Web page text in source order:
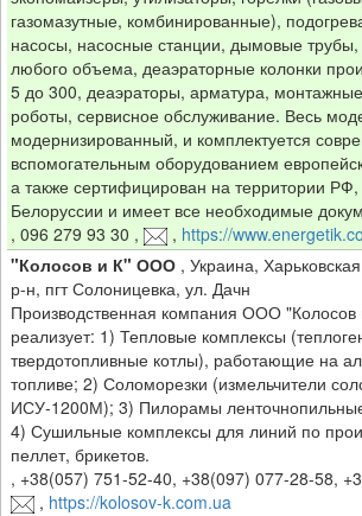
газомазутные, комбинированные),
насосы, насосные станции, дымовые
любого объема, деаэраторные колонки
5 до 300, деаэраторы, арматура,
роботы, сервисное обслуживание. Весь
модернизированный, и комплектуется
вспомогательным оборудованием
а также сертифицирован на территории
Белоруссии и имеет все необходимые
, 096 279 93 30 , , https://
"Колосов и К" ООО, Украина,
р-н, пгт Солоницевка, ул. Дачн
Производственная компания ООО "Колосов
реализует: 1) Тепловые комплексы
твердотопливные котлы), работающие на
топливе; 2) Соломорезки (измельчители
ИСУ-1200М); 3) Пилорамы ленточнопильные
4) Сушильные комплексы для линий по
пеллет, брикетов.
, +38(057) 751-52-40, +38(097) 077-28-58,
, https://kolosov-k.com.ua